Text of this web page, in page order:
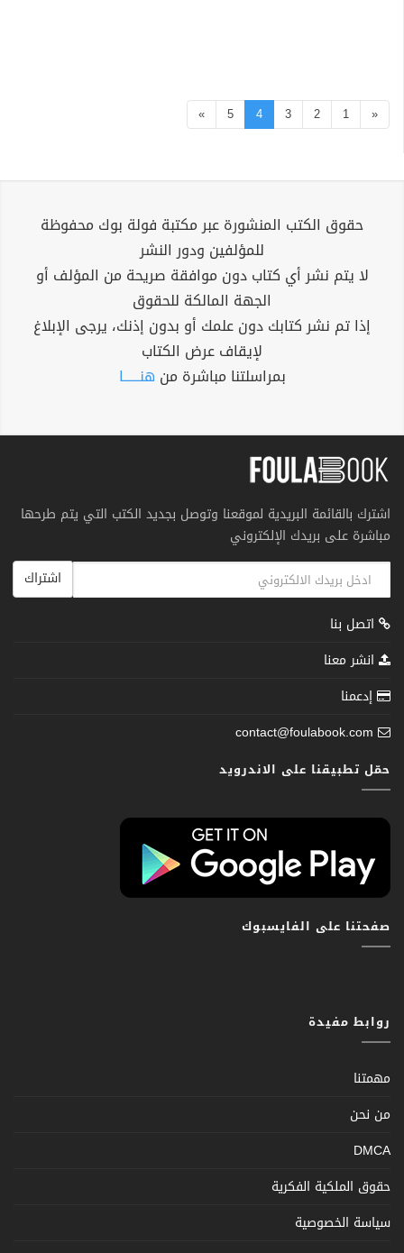
«
1
2
3
4
5
»
حقوق الكتب المنشورة عبر مكتبة فولة بوك محفوظة
للمؤلفين ودور النشر
لا يتم نشر أي كتاب دون موافقة صريحة من المؤلف أو
الجهة المالكة للحقوق
إذا تم نشر كتابك دون علمك أو بدون إذنك، يرجى الإبلاغ
لإيقاف عرض الكتاب
بمراسلتنا مباشرة من هنــــــا
اشترك بالقائمة البريدية لموقعنا وتوصل بجديد الكتب التي يتم طرحها
مباشرة على بريدك الإلكتروني
اشتراك
اتصل بنا
انشر معنا
إدعمنا
contact@foulabook.com
حمّل تطبيقنا على الاندرويد
صفحتنا على الفايسبوك
روابط مفيدة
مهمتنا
من نحن
DMCA
حقوق الملكية الفكرية
سياسة الخصوصية